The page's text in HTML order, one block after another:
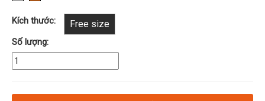
Kích thước: Free size
Số lượng: